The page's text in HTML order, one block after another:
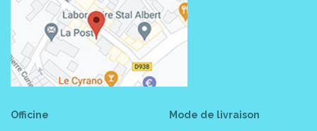
Officine Mode de livraison